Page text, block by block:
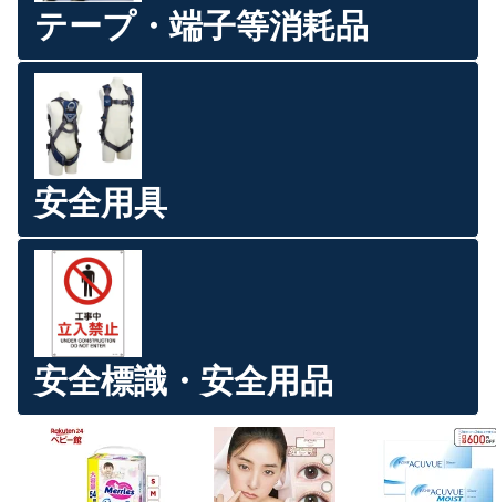
テープ・端子等消耗品
安全用具
安全標識・安全用品